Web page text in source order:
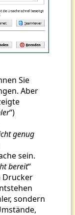
Sie
Aber
“)
genug
sein.
bereit“
Drucker
sondern